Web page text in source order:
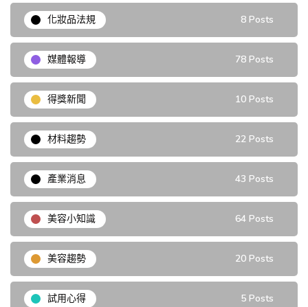
化妝品法規 8 Posts
媒體報導 78 Posts
得獎新聞 10 Posts
材料趨勢 22 Posts
產業消息 43 Posts
美容小知識 64 Posts
美容趨勢 20 Posts
試用心得 5 Posts